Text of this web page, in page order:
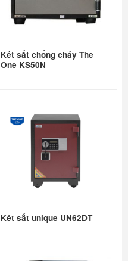
Két sắt chống cháy The
One KS50N
Két sắt unique UN62DT